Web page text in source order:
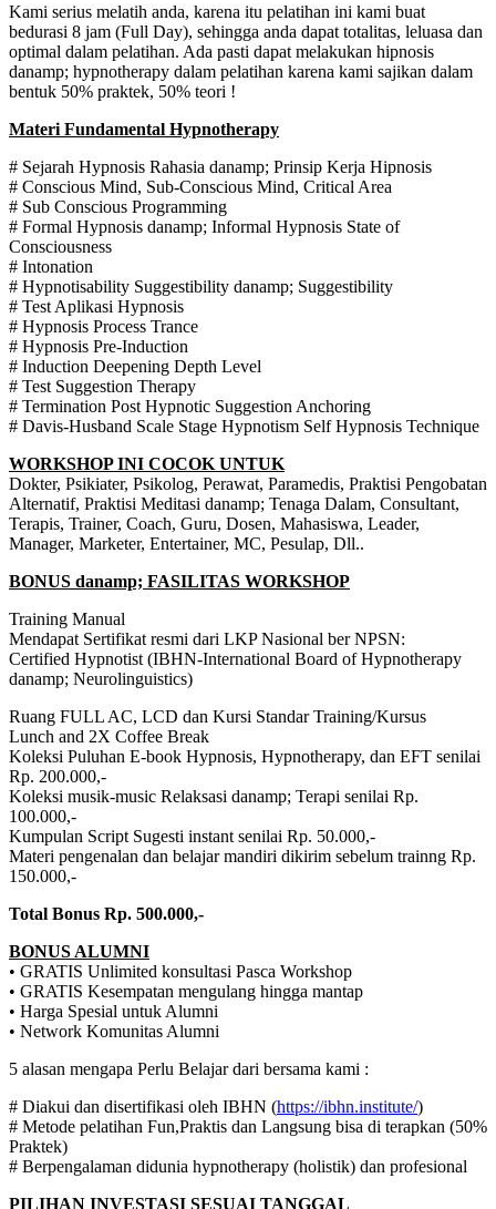
Kami serius melatih anda, karena itu pelatihan ini kami buat
bedurasi 8 jam (Full Day), sehingga anda dapat totalitas, leluasa dan
optimal dalam pelatihan. Ada pasti dapat melakukan hipnosis
danamp; hypnotherapy dalam pelatihan karena kami sajikan dalam
bentuk 50% praktek, 50% teori !
Materi Fundamental Hypnotherapy
# Sejarah Hypnosis Rahasia danamp; Prinsip Kerja Hipnosis
# Conscious Mind, Sub-Conscious Mind, Critical Area
# Sub Conscious Programming
# Formal Hypnosis danamp; Informal Hypnosis State of
Consciousness
# Intonation
# Hypnotisability Suggestibility danamp; Suggestibility
# Test Aplikasi Hypnosis
# Hypnosis Process Trance
# Hypnosis Pre-Induction
# Induction Deepening Depth Level
# Test Suggestion Therapy
# Termination Post Hypnotic Suggestion Anchoring
# Davis-Husband Scale Stage Hypnotism Self Hypnosis Technique
WORKSHOP INI COCOK UNTUK
Dokter, Psikiater, Psikolog, Perawat, Paramedis, Praktisi Pengobatan
Alternatif, Praktisi Meditasi danamp; Tenaga Dalam, Consultant,
Terapis, Trainer, Coach, Guru, Dosen, Mahasiswa, Leader,
Manager, Marketer, Entertainer, MC, Pesulap, Dll..
BONUS danamp; FASILITAS WORKSHOP
Training Manual
Mendapat Sertifikat resmi dari LKP Nasional ber NPSN:
Certified Hypnotist (IBHN-International Board of Hypnotherapy
danamp; Neurolinguistics)
Ruang FULL AC, LCD dan Kursi Standar Training/Kursus
Lunch and 2X Coffee Break
Koleksi Puluhan E-book Hypnosis, Hypnotherapy, dan EFT senilai
Rp. 200.000,-
Koleksi musik-music Relaksasi danamp; Terapi senilai Rp.
100.000,-
Kumpulan Script Sugesti instant senilai Rp. 50.000,-
Materi pengenalan dan belajar mandiri dikirim sebelum trainng Rp.
150.000,-
Total Bonus Rp. 500.000,-
BONUS ALUMNI
• GRATIS Unlimited konsultasi Pasca Workshop
• GRATIS Kesempatan mengulang hingga mantap
• Harga Spesial untuk Alumni
• Network Komunitas Alumni
5 alasan mengapa Perlu Belajar dari bersama kami :
# Diakui dan disertifikasi oleh IBHN (https://ibhn.institute/)
# Metode pelatihan Fun,Praktis dan Langsung bisa di terapkan (50%
Praktek)
# Berpengalaman didunia hypnotherapy (holistik) dan profesional
PILIHAN INVESTASI SESUAI TANGGAL